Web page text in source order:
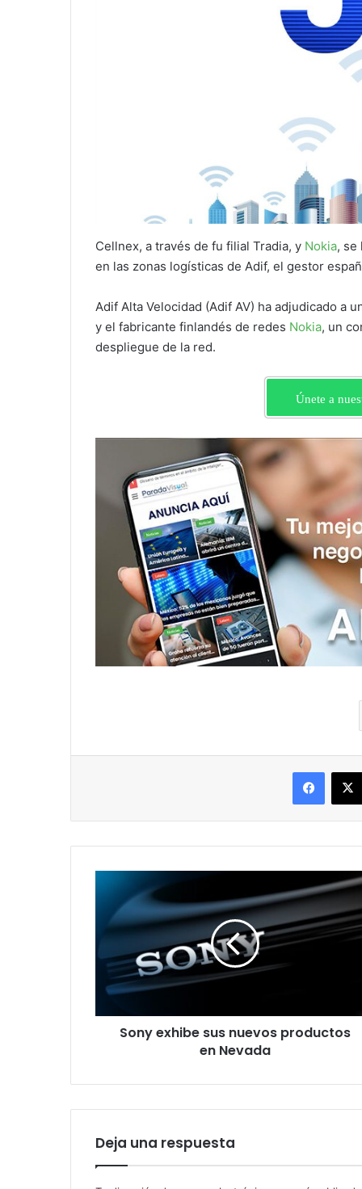
Cellnex, a través de fu filial Tradia, y Nokia, se
en las zonas logísticas de Adif, el gestor
Adif Alta Velocidad (Adif AV) ha adjudicado a
y el fabricante finlandés de redes Nokia, un
despliegue de la red.
Únete a
nuevos
en
Nevada
Sony exhibe sus nuevos productos
en Nevada
Deja una respuesta